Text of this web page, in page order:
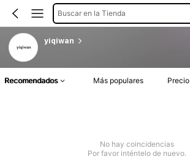
Buscar en la Tienda
yiqiwan
Recomendados Más populares Precio
No hay coincidencias
Por favor inténtelo de nuevo.